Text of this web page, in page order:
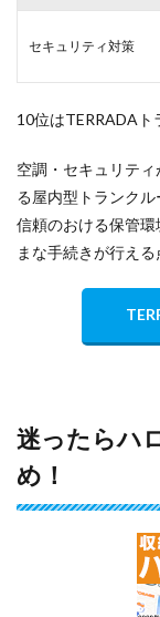
セキュリティ対策
10位はTERRADAト
空調・セキュリテ
る屋内型トランクル
信頼のおける保管
まな手続きが行える
迷ったらハ
め！